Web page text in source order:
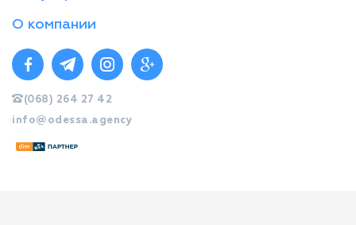
О компании
(068) 264 27 42
info@odessa.agency